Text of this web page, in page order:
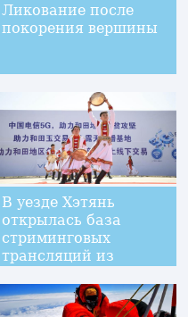
Ликование после
покорения вершины
В уезде Хэтянь
открылась база
стриминговых
трансляций из
"Юйши"